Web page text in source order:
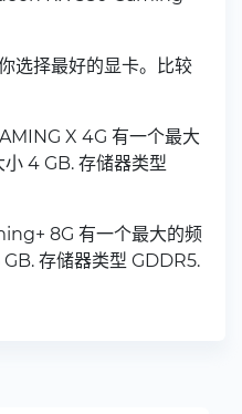
选择最好的显卡。比较
X 4G 有一个最大
4 GB. 存储器类型
8G 有一个最大的频
存储器类型 GDDR5.